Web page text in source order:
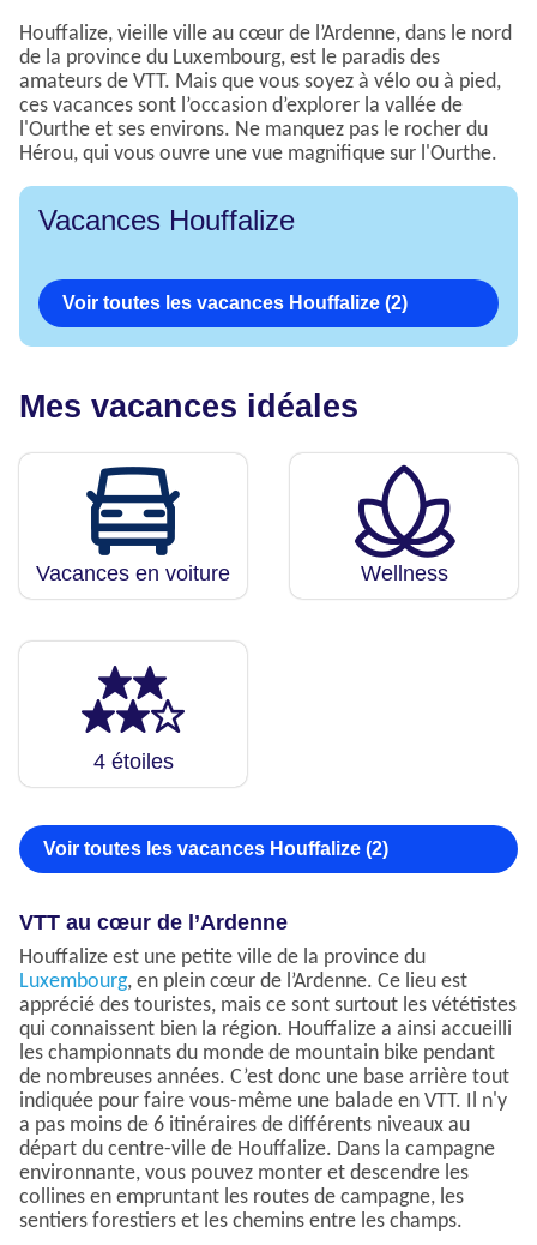
Houffalize, vieille ville au cœur de l’Ardenne, dans le nord
de la province du Luxembourg, est le paradis des
amateurs de VTT. Mais que vous soyez à vélo ou à pied,
ces vacances sont l’occasion d’explorer la vallée de
l'Ourthe et ses environs. Ne manquez pas le rocher du
Hérou, qui vous ouvre une vue magnifique sur l'Ourthe.
Vacances Houffalize
Voir toutes les vacances Houffalize (2)
Mes vacances idéales
Vacances en voiture Wellness
4 étoiles
Voir toutes les vacances Houffalize (2)
VTT au cœur de l’Ardenne
Houffalize est une petite ville de la province du
Luxembourg, en plein cœur de l’Ardenne. Ce lieu est
apprécié des touristes, mais ce sont surtout les vététistes
qui connaissent bien la région. Houffalize a ainsi accueilli
les championnats du monde de mountain bike pendant
de nombreuses années. C’est donc une base arrière tout
indiquée pour faire vous-même une balade en VTT. Il n'y
a pas moins de 6 itinéraires de différents niveaux au
départ du centre-ville de Houffalize. Dans la campagne
environnante, vous pouvez monter et descendre les
collines en empruntant les routes de campagne, les
sentiers forestiers et les chemins entre les champs.